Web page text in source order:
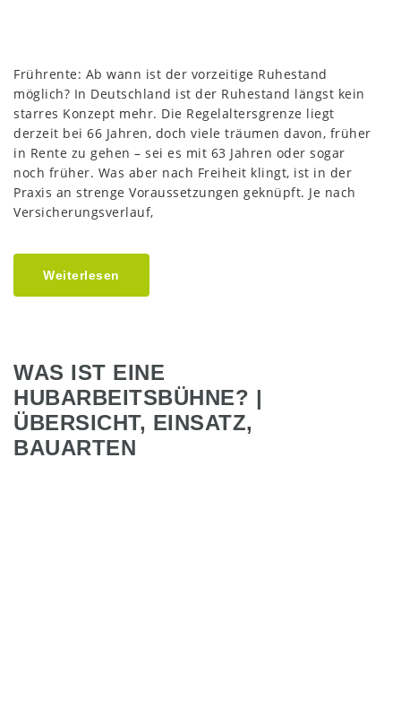
Frührente: Ab wann ist der vorzeitige Ruhestand
möglich? In Deutschland ist der Ruhestand längst kein
starres Konzept mehr. Die Regelaltersgrenze liegt
derzeit bei 66 Jahren, doch viele träumen davon, früher
in Rente zu gehen – sei es mit 63 Jahren oder sogar
noch früher. Was aber nach Freiheit klingt, ist in der
Praxis an strenge Voraussetzungen geknüpft. Je nach
Versicherungsverlauf,
Weiterlesen
WAS IST EINE
HUBARBEITSBÜHNE? |
ÜBERSICHT, EINSATZ,
BAUARTEN